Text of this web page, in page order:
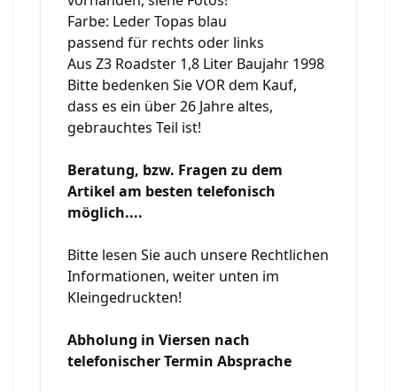
Farbe: Leder Topas blau
passend für rechts oder links
Aus Z3 Roadster 1,8 Liter Baujahr 1998
Bitte bedenken Sie VOR dem Kauf,
dass es ein über 26 Jahre altes,
gebrauchtes Teil ist!
Beratung, bzw. Fragen zu dem
Artikel am besten telefonisch
möglich....
Bitte lesen Sie auch unsere Rechtlichen
Informationen, weiter unten im
Kleingedruckten!
Abholung in Viersen nach
telefonischer Termin Absprache